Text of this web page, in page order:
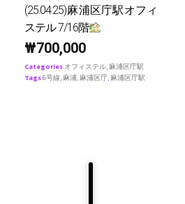
(25.04.25)麻浦区庁駅オフィ
ステル 7/16階
₩700,000
Categories オフィステル, 麻浦区庁駅
Tags6号線, 麻浦, 麻浦区庁, 麻浦区庁駅